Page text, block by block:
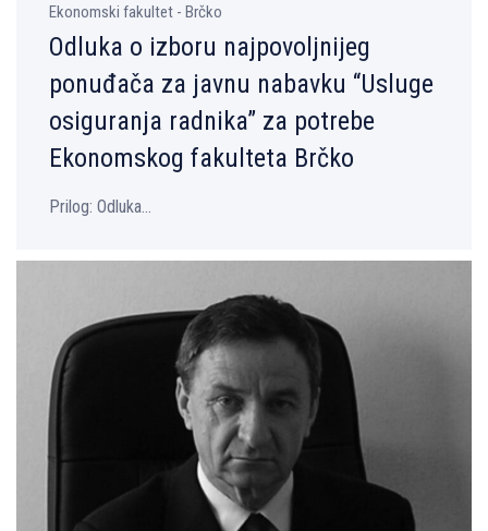
Ekonomski fakultet - Brčko
Odluka o izboru najpovolјnijeg
ponuđača za javnu nabavku “Usluge
osiguranja radnika” za potrebe
Ekonomskog fakulteta Brčko
Prilog: Odluka...